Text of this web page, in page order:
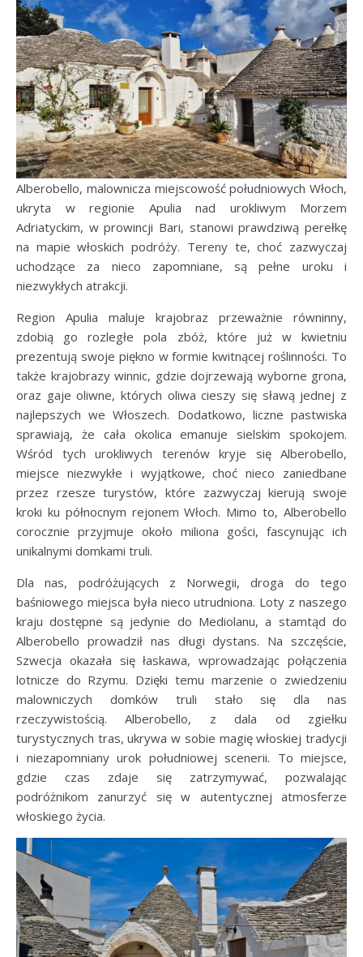
Alberobello, malownicza miejscowość południowych Włoch,
ukryta w regionie Apulia nad urokliwym Morzem
Adriatyckim, w prowincji Bari, stanowi prawdziwą perełkę
na mapie włoskich podróży. Tereny te, choć zazwyczaj
uchodzące za nieco zapomniane, są pełne uroku i
niezwykłych atrakcji.
Region Apulia maluje krajobraz przeważnie równinny,
zdobią go rozległe pola zbóż, które już w kwietniu
prezentują swoje piękno w formie kwitnącej roślinności. To
także krajobrazy winnic, gdzie dojrzewają wyborne grona,
oraz gaje oliwne, których oliwa cieszy się sławą jednej z
najlepszych we Włoszech. Dodatkowo, liczne pastwiska
sprawiają, że cała okolica emanuje sielskim spokojem.
Wśród tych urokliwych terenów kryje się Alberobello,
miejsce niezwykłe i wyjątkowe, choć nieco zaniedbane
przez rzesze turystów, które zazwyczaj kierują swoje
kroki ku północnym rejonem Włoch. Mimo to, Alberobello
corocznie przyjmuje około miliona gości, fascynując ich
unikalnymi domkami truli.
Dla nas, podróżujących z Norwegii, droga do tego
baśniowego miejsca była nieco utrudniona. Loty z naszego
kraju dostępne są jedynie do Mediolanu, a stamtąd do
Alberobello prowadził nas długi dystans. Na szczęście,
Szwecja okazała się łaskawa, wprowadzając połączenia
lotnicze do Rzymu. Dzięki temu marzenie o zwiedzeniu
malowniczych domków truli stało się dla nas
rzeczywistością. Alberobello, z dala od zgiełku
turystycznych tras, ukrywa w sobie magię włoskiej tradycji
i niezapomniany urok południowej scenerii. To miejsce,
gdzie czas zdaje się zatrzymywać, pozwalając
podróżnikom zanurzyć się w autentycznej atmosferze
włoskiego życia.